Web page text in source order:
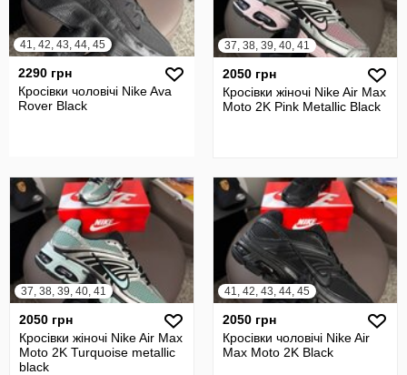
41, 42, 43, 44, 45
2290 грн
Кросівки чоловічі Nike Ava
Rover Black
37, 38, 39, 40, 41
2050 грн
Кросівки жіночі Nike Air Max
Moto 2K Pink Metallic Black
37, 38, 39, 40, 41
2050 грн
Кросівки жіночі Nike Air Max
Moto 2K Turquoise metallic
black
41, 42, 43, 44, 45
2050 грн
Кросівки чоловічі Nike Air
Max Moto 2K Black